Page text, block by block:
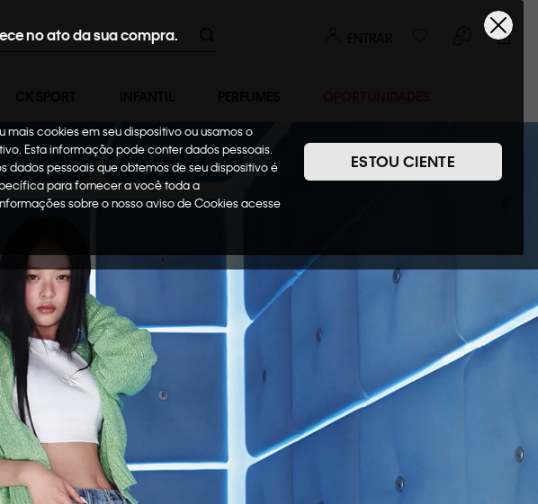
no ato da sua compra.
cookies em seu dispositivo ou usamos o
Esta informação pode conter dados pessoais.
dados pessoais que obtemos de seu dispositivo é
para fornecer a você toda a
sobre o nosso aviso de Cookies acesse
ESTOU CIENTE